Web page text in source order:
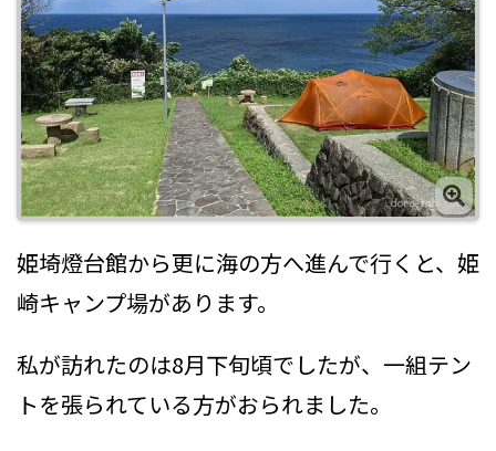
姫埼燈台館から更に海の方へ進んで行くと、姫
崎キャンプ場があります。
私が訪れたのは8月下旬頃でしたが、一組テン
トを張られている方がおられました。